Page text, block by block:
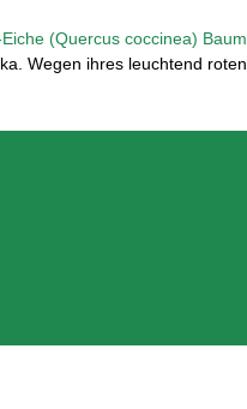
Wegen ihres leuchtend roten